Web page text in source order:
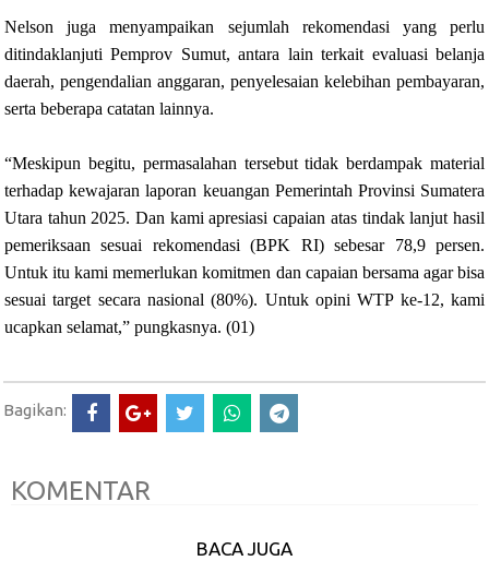
Nelson juga menyampaikan sejumlah rekomendasi yang perlu
ditindaklanjuti Pemprov Sumut, antara lain terkait evaluasi belanja
daerah, pengendalian anggaran, penyelesaian kelebihan pembayaran,
serta beberapa catatan lainnya.
“Meskipun begitu, permasalahan tersebut tidak berdampak material
terhadap kewajaran laporan keuangan Pemerintah Provinsi Sumatera
Utara tahun 2025. Dan kami apresiasi capaian atas tindak lanjut hasil
pemeriksaan sesuai rekomendasi (BPK RI) sebesar 78,9 persen.
Untuk itu kami memerlukan komitmen dan capaian bersama agar bisa
sesuai target secara nasional (80%). Untuk opini WTP ke-12, kami
ucapkan selamat,” pungkasnya. (01)
Bagikan:
KOMENTAR
BACA JUGA